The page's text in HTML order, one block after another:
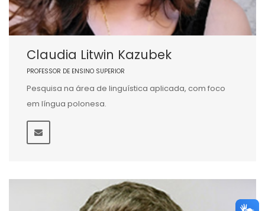
Claudia Litwin Kazubek
PROFESSOR DE ENSINO SUPERIOR
Pesquisa na área de linguística aplicada, com foco
em língua polonesa.